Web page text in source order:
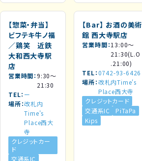
【惣菜・弁当】
ビフテキ牛ノ福
／鶏笑 近鉄
大和西大寺駅
店
営業時間 9:30～
21:30
TEL ー
場所 改札内
Time's
Place西大
寺
クレジットカー
ド
交通系IC
【Bar】 お酒の美術
館 西大寺駅店
営業時間 13:00～
21:30(L.O
.21:00)
TEL 0742-93-6426
場所 改札内Time's
Place西大寺
クレジットカード
交通系IC
PiTaPa
Kips